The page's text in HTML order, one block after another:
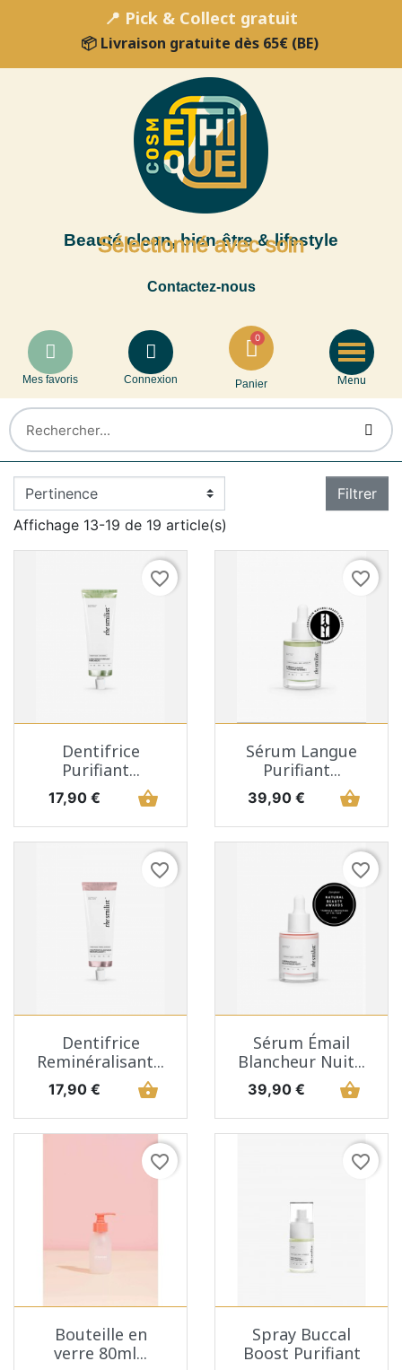
📍 Pick & Collect gratuit
📦 Livraison gratuite dès 65€ (BE)
Beauté clean, bien-être & lifestyle
Sélectionné avec soin
Contactez-nous
Mes favoris Connexion Panier Menu
Filtrer
Affichage 13-19 de 19 article(s)
favorite_border
Dentifrice
Purifiant...
Prix
17,90 € shopping_basket
favorite_border
Sérum Langue
Purifiant...
Prix
39,90 € shopping_basket
favorite_border
Dentifrice
Reminéralisant...
Prix
17,90 € shopping_basket
favorite_border
Sérum Émail
Blancheur Nuit...
Prix
39,90 € shopping_basket
favorite_border
Bouteille en
verre 80ml...
favorite_border
Spray Buccal
Boost Purifiant